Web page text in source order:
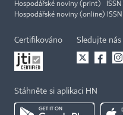
Hospodářské noviny (print) ISSN
Hospodářské noviny (online) ISSN
Certifikováno Sledujte nás
Stáhněte si aplikaci HN